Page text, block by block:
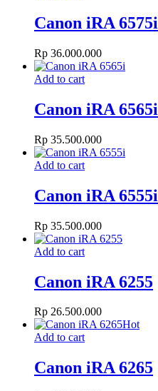
Canon iRA 6575i
Rp 36.000.000
Add to cart
Canon iRA 6565i
Rp 35.500.000
Add to cart
Canon iRA 6555i
Rp 35.500.000
Add to cart
Canon iRA 6255
Rp 26.500.000
Hot
Add to cart
Canon iRA 6265